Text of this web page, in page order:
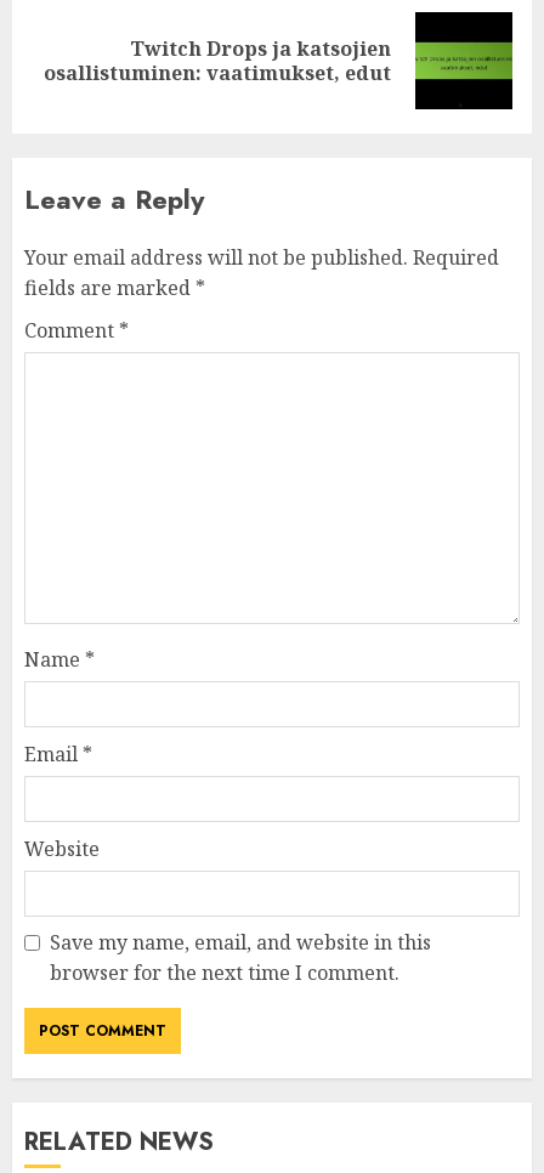
post:
Twitch Drops ja katsojien
osallistuminen: vaatimukset, edut
Leave a Reply
Your email address will not be published. Required
fields are marked *
Comment *
Name *
Email *
Website
Save my name, email, and website in this
browser for the next time I comment.
RELATED NEWS